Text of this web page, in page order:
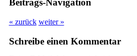
Beitrags-Navigation
« zurück weiter »
Schreibe einen Kommentar